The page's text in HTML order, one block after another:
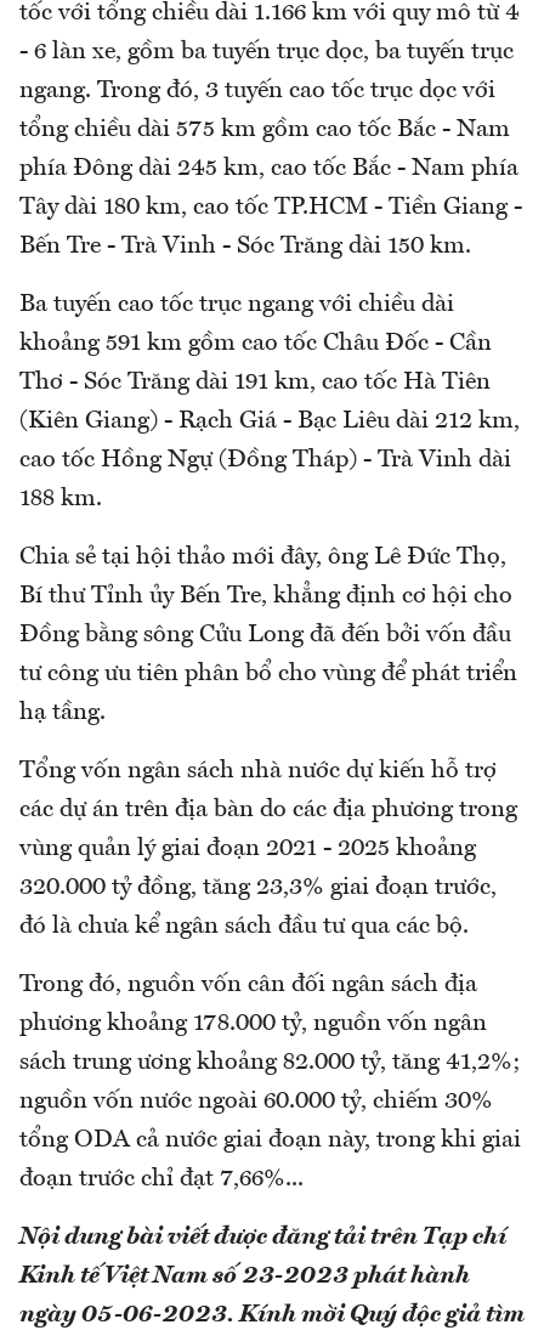
tốc với tổng chiều dài 1.166 km với quy mô từ 4
- 6 làn xe, gồm ba tuyến trục dọc, ba tuyến trục
ngang. Trong đó, 3 tuyến cao tốc trục dọc với
tổng chiều dài 575 km gồm cao tốc Bắc - Nam
phía Đông dài 245 km, cao tốc Bắc - Nam phía
Tây dài 180 km, cao tốc TP.HCM - Tiền Giang -
Bến Tre - Trà Vinh - Sóc Trăng dài 150 km.
Ba tuyến cao tốc trục ngang với chiều dài
khoảng 591 km gồm cao tốc Châu Đốc - Cần
Thơ - Sóc Trăng dài 191 km, cao tốc Hà Tiên
(Kiên Giang) - Rạch Giá - Bạc Liêu dài 212 km,
cao tốc Hồng Ngự (Đồng Tháp) - Trà Vinh dài
188 km.
Chia sẻ tại hội thảo mới đây, ông Lê Đức Thọ,
Bí thư Tỉnh ủy Bến Tre, khẳng định cơ hội cho
Đồng bằng sông Cửu Long đã đến bởi vốn đầu
tư công ưu tiên phân bổ cho vùng để phát triển
hạ tầng.
Tổng vốn ngân sách nhà nước dự kiến hỗ trợ
các dự án trên địa bàn do các địa phương trong
vùng quản lý giai đoạn 2021 - 2025 khoảng
320.000 tỷ đồng, tăng 23,3% giai đoạn trước,
đó là chưa kể ngân sách đầu tư qua các bộ.
Trong đó, nguồn vốn cân đối ngân sách địa
phương khoảng 178.000 tỷ, nguồn vốn ngân
sách trung ương khoảng 82.000 tỷ, tăng 41,2%;
nguồn vốn nước ngoài 60.000 tỷ, chiếm 30%
tổng ODA cả nước giai đoạn này, trong khi giai
đoạn trước chỉ đạt 7,66%...
Nội dung bài viết được đăng tải trên Tạp chí
Kinh tế Việt Nam số 23-2023 phát hành
ngày 05-06-2023.Kính mời Quý độc giả tìm